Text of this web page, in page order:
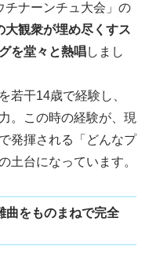
チナーンチュ大会」の
大観衆が埋め尽くすス
を堂々と熱唱しまし
若干14歳で経験し、
。この時の経験が、現
発揮される「どんなプ
土台になっています。
曲をものまねで完全